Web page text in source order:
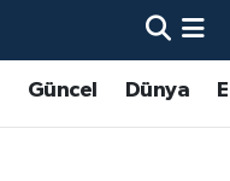
Güncel Dünya